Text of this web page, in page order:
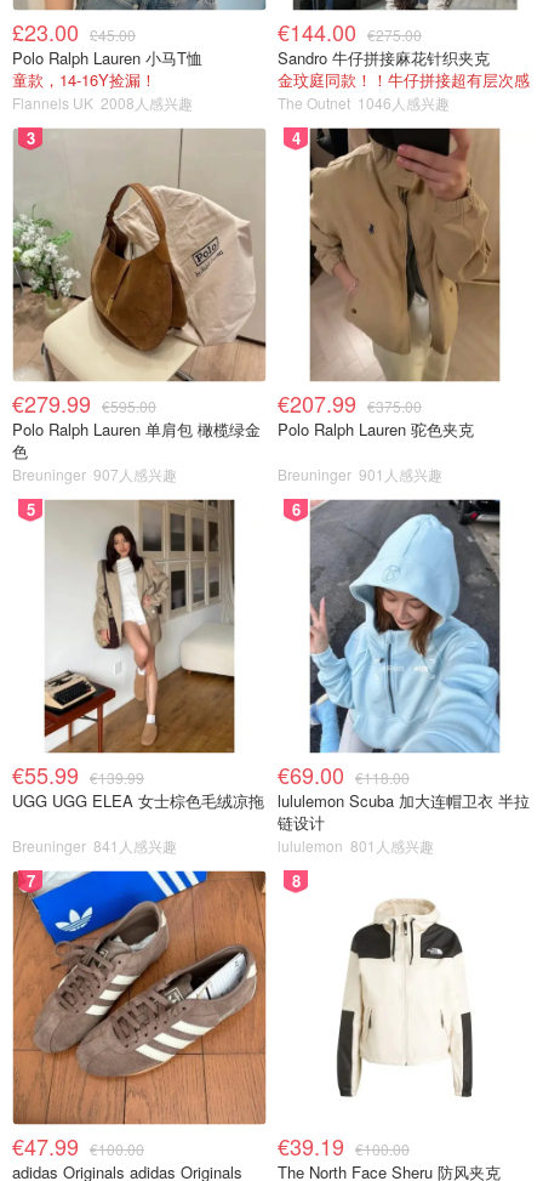
£23.00 £45.00
Polo Ralph Lauren 小马T恤
童款，14-16Y捡漏！
Flannels UK 2008人感兴趣
€144.00 €275.00
Sandro 牛仔拼接麻花针织夹克
金玟庭同款！！牛仔拼接超有层次感
The Outnet 1046人感兴趣
3
€279.99 €595.00
Polo Ralph Lauren 单肩包 橄榄绿金
色
Breuninger 907人感兴趣
4
€207.99 €375.00
Polo Ralph Lauren 驼色夹克
Breuninger 901人感兴趣
5
€55.99 €139.99
UGG UGG ELEA 女士棕色毛绒凉拖
Breuninger 841人感兴趣
6
€69.00 €118.00
lululemon Scuba 加大连帽卫衣 半拉
链设计
lululemon 801人感兴趣
7
€47.99 €100.00
adidas Originals adidas Originals
8
€39.19 €100.00
The North Face Sheru 防风夹克